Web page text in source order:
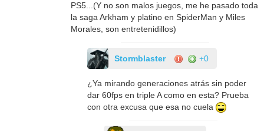
PS5...(Y no son malos juegos, me he pasado toda
la saga Arkham y platino en SpiderMan y Miles
Morales, son entretenidillos)
Stormblaster +0
¿Ya mirando generaciones atrás sin poder
dar 60fps en triple A como en esta? Prueba
con otra excusa que esa no cuela